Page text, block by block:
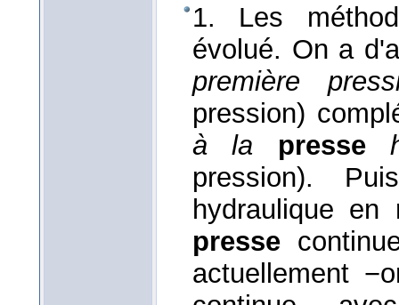
1. Les
évolué. On a
première
pression)
à la
presse
pression).
hydraulique
presse
actuellement